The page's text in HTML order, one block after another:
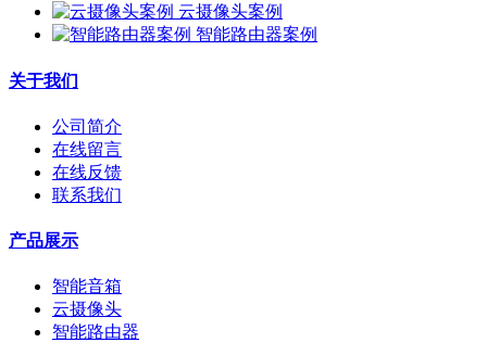
云摄像头案例
智能路由器案例
关于我们
公司简介
在线留言
在线反馈
联系我们
产品展示
智能音箱
云摄像头
智能路由器